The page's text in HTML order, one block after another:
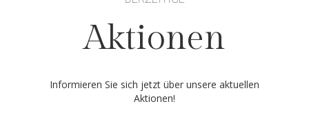
Aktionen
Informieren Sie sich jetzt über unsere aktuellen
Aktionen!